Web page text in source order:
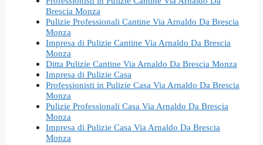
Brescia Monza
Pulizie Professionali Cantine Via Arnaldo Da Brescia
Monza
Impresa di Pulizie Cantine Via Arnaldo Da Brescia
Monza
Ditta Pulizie Cantine Via Arnaldo Da Brescia Monza
Impresa di Pulizie Casa
Professionisti in Pulizie Casa Via Arnaldo Da Brescia
Monza
Pulizie Professionali Casa Via Arnaldo Da Brescia
Monza
Impresa di Pulizie Casa Via Arnaldo Da Brescia
Monza